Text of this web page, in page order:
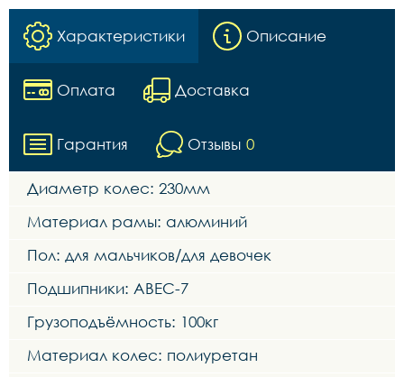
Характеристики Описание
Оплата Доставка
Гарантия Отзывы 0
Диаметр колес: 230мм
Материал рамы: алюминий
Пол: для мальчиков/для девочек
Подшипники: ABEC-7
Грузоподъёмность: 100кг
Материал колес: полиуретан